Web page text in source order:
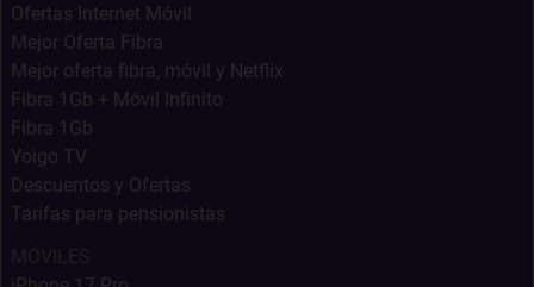
Ofertas Internet Móvil
Mejor Oferta Fibra
Mejor oferta fibra, móvil y Netflix
Fibra 1Gb + Móvil Infinito
Fibra 1Gb
Yoigo TV
Descuentos y Ofertas
Tarifas para pensionistas